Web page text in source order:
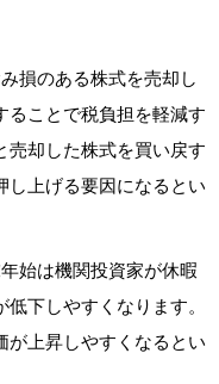
損のある株式を売却し
ることで税負担を軽減す
売却した株式を買い戻す
し上げる要因になるとい
始は機関投資家が休暇
下しやすくなります。
が上昇しやすくなるとい